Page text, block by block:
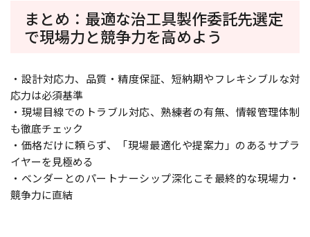
まとめ：最適な治工具製作委託先選定
で現場力と競争力を高めよう
・設計対応力、品質・精度保証、短納期やフレキシブルな対
応力は必須基準
・現場目線でのトラブル対応、熟練者の有無、情報管理体制
も徹底チェック
・価格だけに頼らず、「現場最適化や提案力」のあるサプラ
イヤーを見極める
・ベンダーとのパートナーシップ深化こそ最終的な現場力・
競争力に直結